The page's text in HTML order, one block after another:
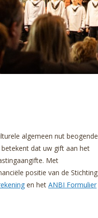
algemeen nut beogende
dat uw gift aan het
Met
positie van de Stichting
en het ANBI Formulier